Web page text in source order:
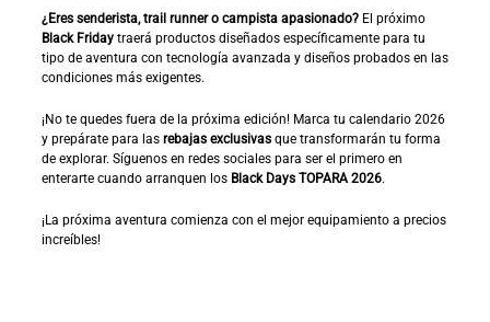
¿Eres senderista, trail runner o campista apasionado? El próximo
Black Friday traerá productos diseñados específicamente para tu
tipo de aventura con tecnología avanzada y diseños probados en las
condiciones más exigentes.
¡No te quedes fuera de la próxima edición! Marca tu calendario 2026
y prepárate para las rebajas exclusivas que transformarán tu forma
de explorar. Síguenos en redes sociales para ser el primero en
enterarte cuando arranquen los Black Days TOPARA 2026.
¡La próxima aventura comienza con el mejor equipamiento a precios
increíbles!